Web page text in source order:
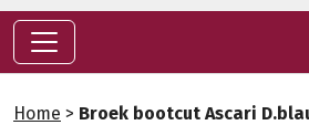
Home > Broek bootcut Ascari